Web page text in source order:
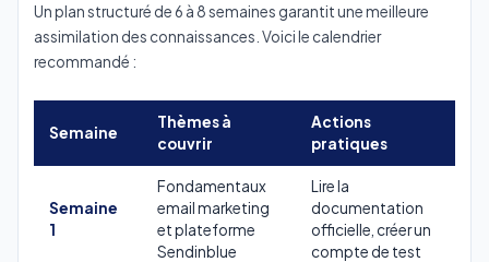
Un plan structuré de 6 à 8 semaines garantit une meilleure
assimilation des connaissances. Voici le calendrier
recommandé :
Semaine
Thèmes à
couvrir
Actions
pratiques
Semaine
1
Fondamentaux
email marketing
et plateforme
Sendinblue
Lire la
documentation
officielle, créer un
compte de test